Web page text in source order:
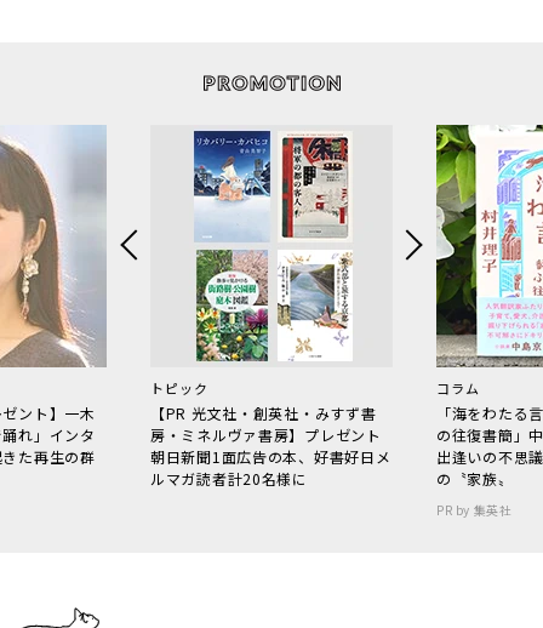
ント】一木
れ」インタ
た再生の群
トピック
【PR 光文社・創英社・みすず書
房・ミネルヴァ書房】プレゼント
朝日新聞1面広告の本、好書好日メ
ルマガ読者計20名様に
コラム
「海をわた
の往復書簡」
出逢いの不思
の〝家族〟
PR by 集英社